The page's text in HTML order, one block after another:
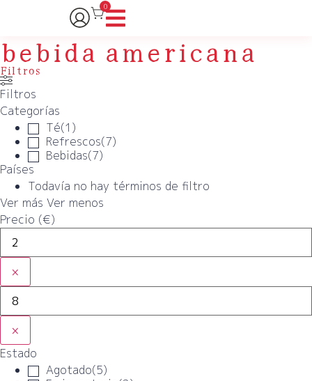
0
bebida americana
Filtros
Filtros
Categorías
Té(1 )
Refrescos(7)
Bebidas(7)
Países
Todavía no hay términos de filtro
Ver más Ver menos
Precio (€)
×
×
Estado
Agotado(5)